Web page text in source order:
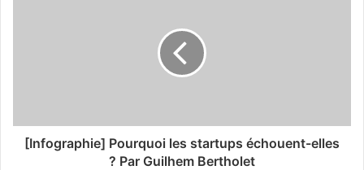
[Infographie] Pourquoi les startups échouent-elles
? Par Guilhem Bertholet